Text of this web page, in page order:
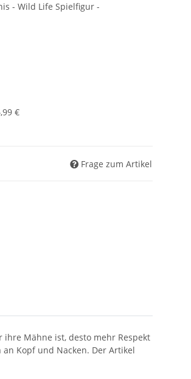
- Wild Life Spielfigur -
€
Frage zum Artikel
ihre Mähne ist, desto mehr Respekt
Kopf und Nacken. Der Artikel